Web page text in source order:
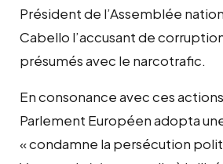
Président de l’Assemblée
Cabello l’accusant de
présumés avec le narcotrafic.
En consonance avec ces
Parlement Européen adopta
« condamne la persécution